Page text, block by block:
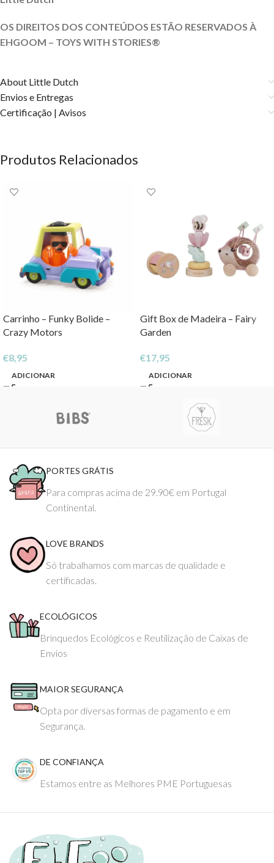
OS DIREITOS DOS CONTEÚDOS ESTÃO RESERVADOS À
EHGOOM – TOYS WITH STORIES®️
About Little Dutch
Envios e Entregas
Certificação | Avisos
Produtos Relacionados
Carrinho – Funky Bolide –
Crazy Motors
€8,95
ADICIONAR
Gift Box de Madeira – Fairy
Garden
€17,95
ADICIONAR
PORTES GRÁTIS
Para compras acima de 29.90€ em Portugal
Continental.
LOVE BRANDS
Só trabalhamos com marcas de qualidade e
certificadas.
ECOLÓGICOS
Brinquedos Ecológicos e Reutilização de Caixas de
Envios
MAIOR SEGURANÇA
Opta por diversas formas de pagamento e em
Segurança.
DE CONFIANÇA
Estamos entre as Melhores PME Portuguesas